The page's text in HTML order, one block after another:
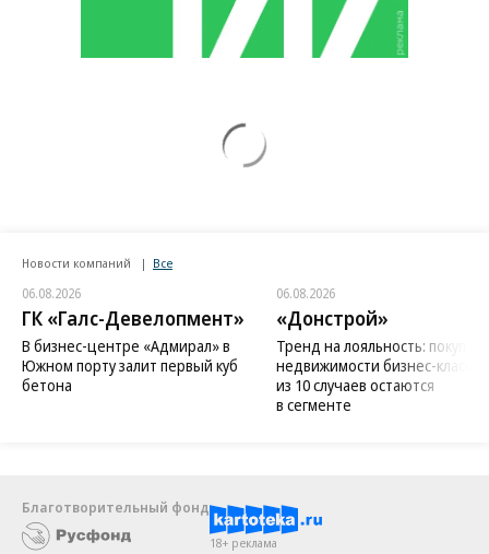
Новости компаний Все
06.08.2026
ГК «Галс-Девелопмент»
В бизнес-центре «Адмирал» в
Южном порту залит первый куб
бетона
06.08.2026
«Донстрой»
Тренд на лояльность:
недвижимости бизнес-класса
из 10 случаев остаются
в сегменте
Благотворительный фонд
18+ реклама